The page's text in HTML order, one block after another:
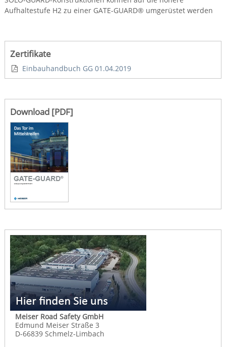
Aufhaltestufe H2 zu einer GATE-GUARD® umgerüstet werden
Zertifikate
Einbauhandbuch GG 01.04.2019
Download [PDF]
Meiser Road Safety GmbH
Edmund Meiser Straße 3
D-66839 Schmelz-Limbach